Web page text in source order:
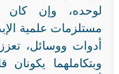
لوحده، وإن
مستلزمات علمية
أدوات ووسائل، تعزز
وبتكاملهما يكونان